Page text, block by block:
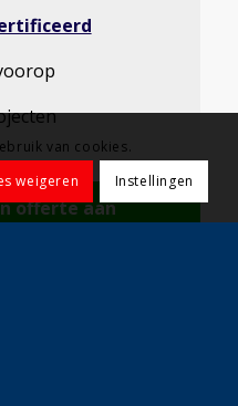
offerte aan
van cookies.
weigeren Instellingen